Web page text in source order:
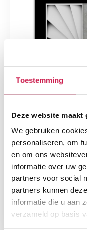
Toestemming
Deze website maakt
We gebruiken
personaliseren, om
en om ons
informatie over uw
partners voor social
partners kunnen
informatie die u aan
verzameld op basis